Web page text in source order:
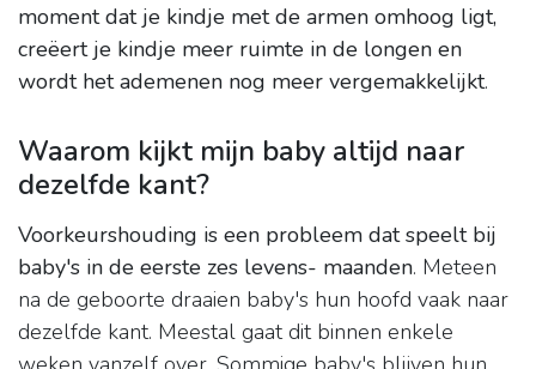
moment dat je kindje met de armen omhoog ligt,
creëert je kindje meer ruimte in de longen en
wordt het ademenen nog meer vergemakkelijkt.
Waarom kijkt mijn baby altijd naar
dezelfde kant?
Voorkeurshouding is een probleem dat speelt bij
baby's in de eerste zes levens- maanden. Meteen
na de geboorte draaien baby's hun hoofd vaak naar
dezelfde kant. Meestal gaat dit binnen enkele